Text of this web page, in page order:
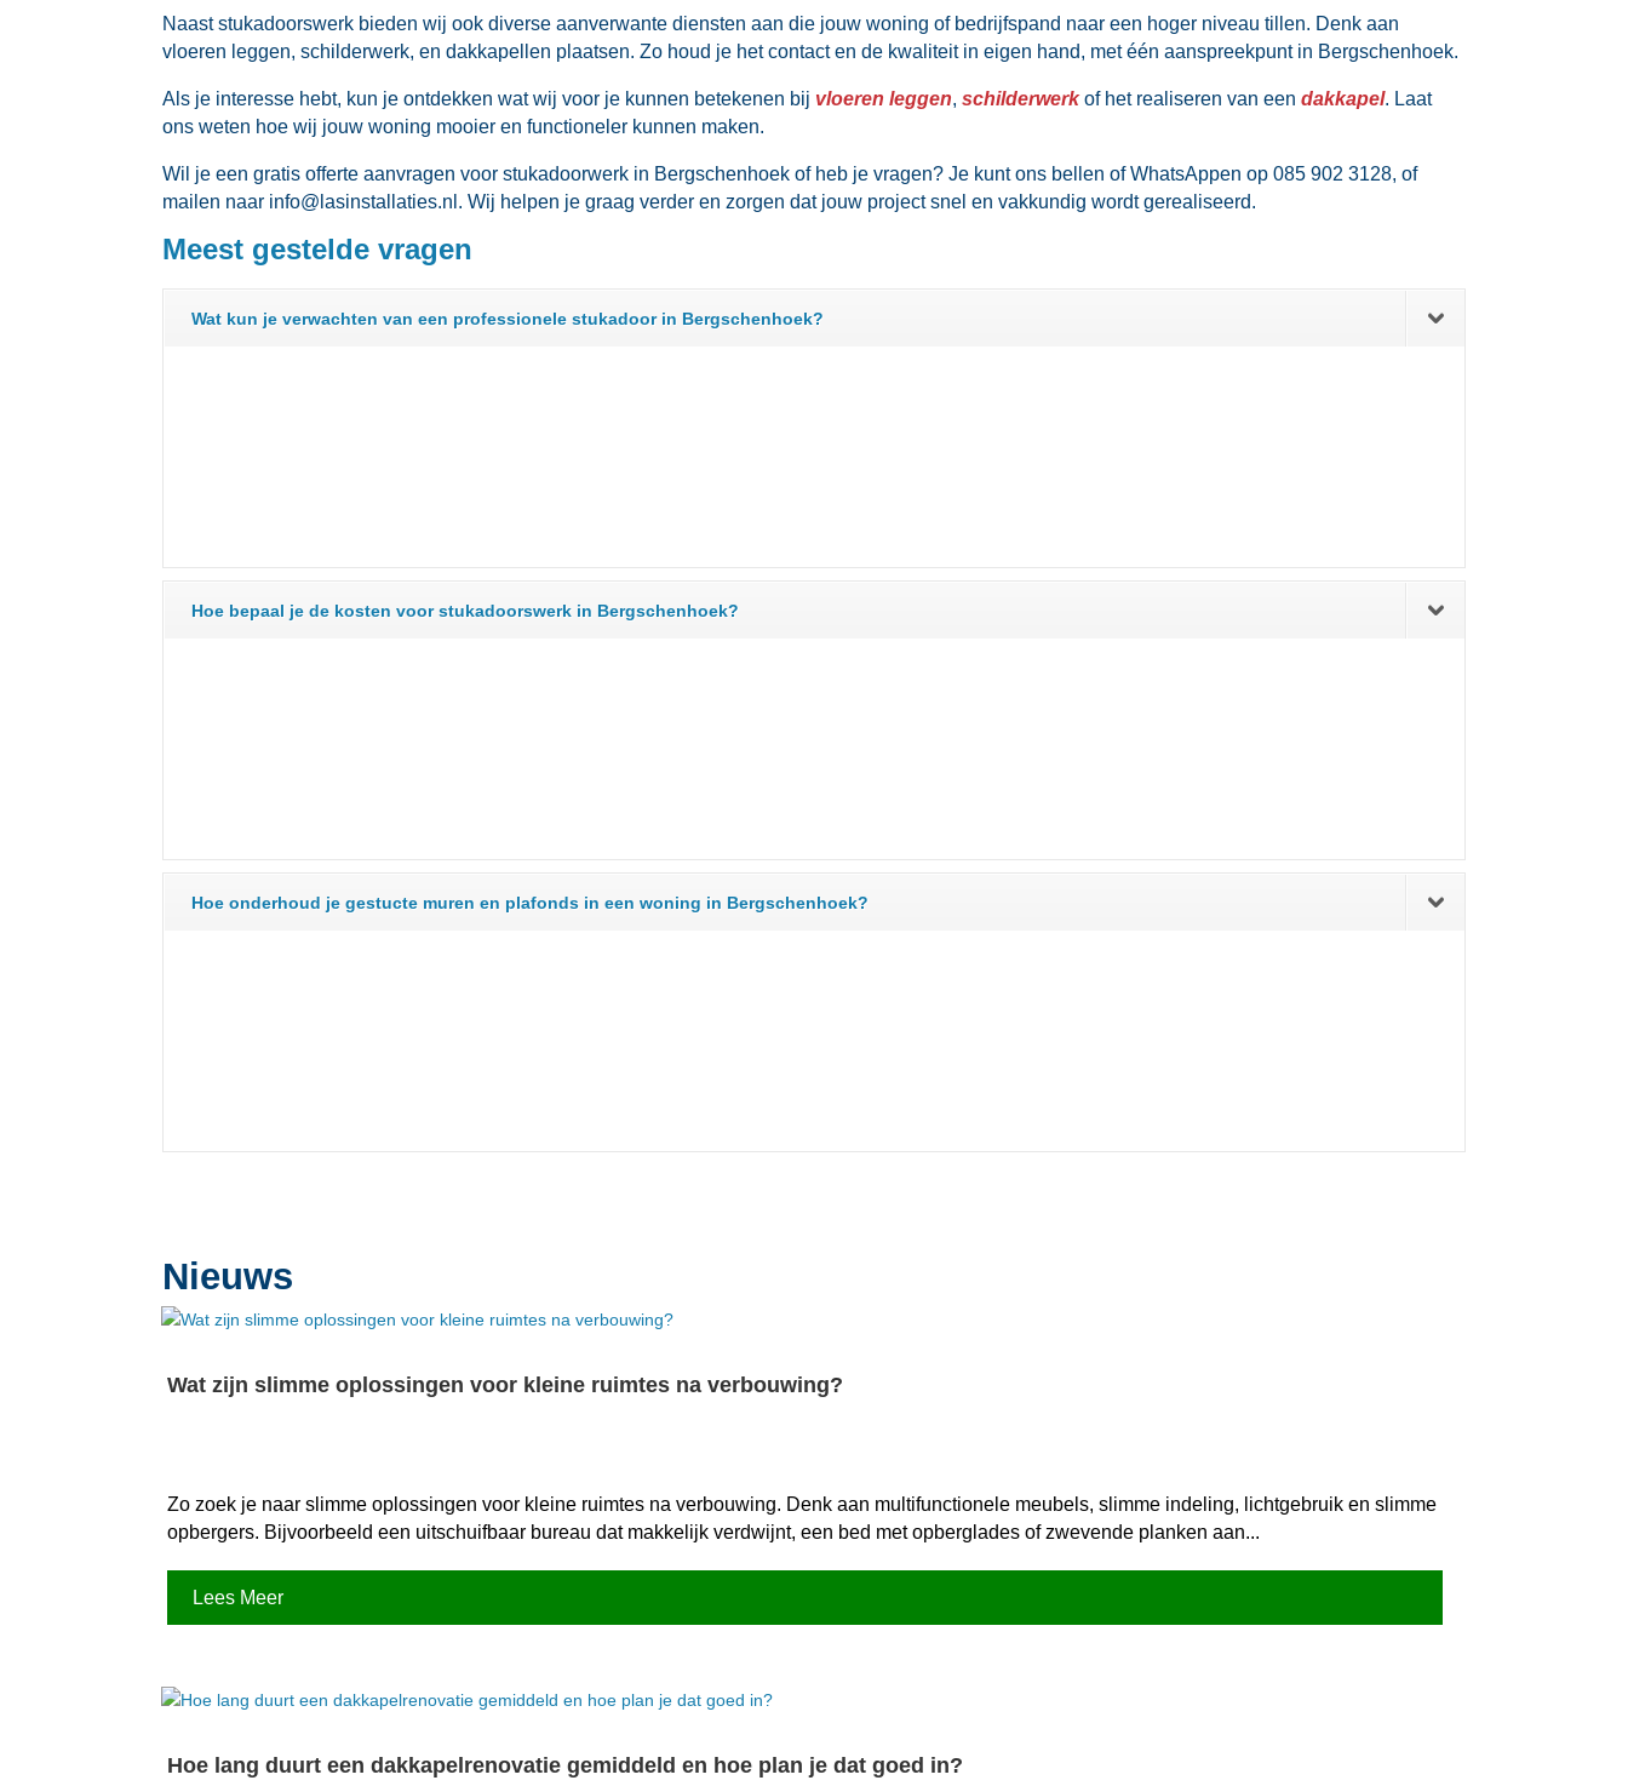
Naast stukadoorswerk bieden wij ook diverse aanverwante diensten aan die jouw woning of bedrijfspand naar een hoger niveau tillen.​ Denk aan
vloeren leggen, schilderwerk, en dakkapellen plaatsen.​ Zo houd je het contact en de kwaliteit in eigen hand, met één aanspreekpunt in Bergschenhoek.​
Als je interesse hebt, kun je ontdekken wat wij voor je kunnen betekenen bij vloeren leggen,schilderwerkof het realiseren van eendakkapel.​ Laat
ons weten hoe wij jouw woning mooier en functioneler kunnen maken.​
Wil je een gratis offerte aanvragen voor stukadoorwerk in Bergschenhoek of heb je vragen? Je kunt ons bellen of WhatsAppen op 085 902 3128, of
mailen naar info@lasinstallaties.​nl.​ Wij helpen je graag verder en zorgen dat jouw project snel en vakkundig wordt gerealiseerd.​
Meest gestelde vragen
Wat kun je verwachten van een professionele stukadoor in Bergschenhoek?
Hoe bepaal je de kosten voor stukadoorswerk in Bergschenhoek?
Hoe onderhoud je gestucte muren en plafonds in een woning in Bergschenhoek?
Nieuws
Wat zijn slimme oplossingen voor kleine ruimtes na verbouwing?
Zo zoek je naar slimme oplossingen voor kleine ruimtes na verbouwing.​ Denk aan multifunctionele meubels, slimme indeling, lichtgebruik en slimme
opbergers.​ Bijvoorbeeld een uitschuifbaar bureau dat makkelijk verdwijnt, een bed met opberglades of zwevende planken aan...
Lees Meer
Hoe lang duurt een dakkapelrenovatie gemiddeld en hoe plan je dat goed in?